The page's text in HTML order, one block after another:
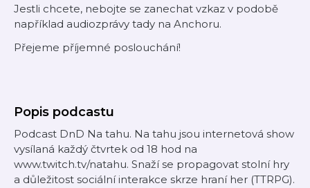
Jestli chcete, nebojte se zanechat vzkaz v podobě
například audiozprávy tady na Anchoru.
Přejeme příjemné poslouchání!
Popis podcastu
Podcast DnD Na tahu. Na tahu jsou internetová show
vysílaná každý čtvrtek od 18 hod na
www.twitch.tv/natahu. Snaží se propagovat stolní hry
a důležitost sociální interakce skrze hraní her (TTRPG).